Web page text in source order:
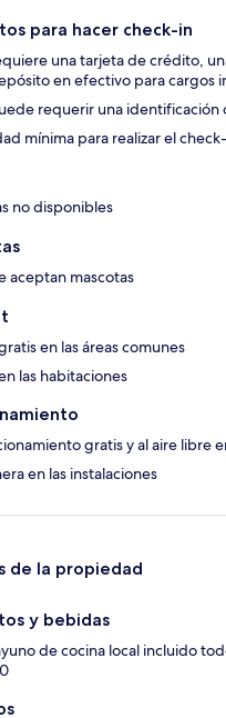
para hacer check-in
una tarjeta de crédito,
en efectivo para cargos
requerir una identificación
mínima para realizar el
no disponibles
aceptan mascotas
en las áreas comunes
las habitaciones
gratis y al aire libre
en las instalaciones
de la propiedad
y bebidas
de cocina local incluido